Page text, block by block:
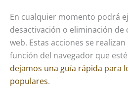
En cualquier momento podrá
desactivación o eliminación de
web. Estas acciones se
función del navegador que
dejamos una guía rápida para
populares.